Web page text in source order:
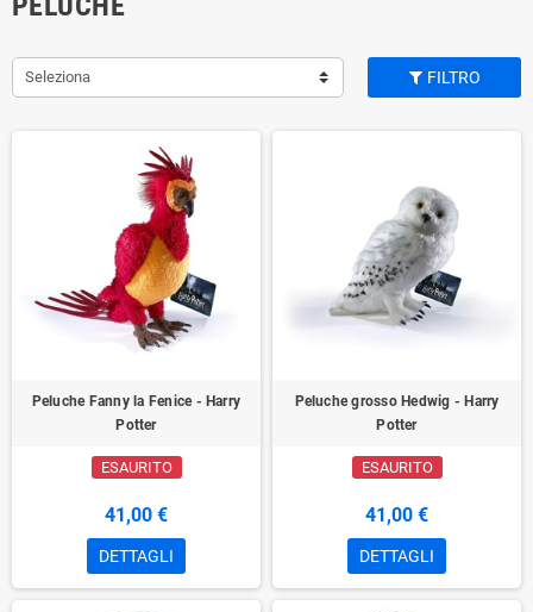
Seleziona FILTRO
Peluche Fanny la Fenice - Harry
Potter
ESAURITO
41,00 €
DETTAGLI
Peluche grosso Hedwig - Harry
Potter
ESAURITO
41,00 €
DETTAGLI